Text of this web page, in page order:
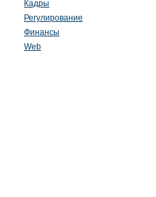
Кадры
Регулирование
Финансы
Web